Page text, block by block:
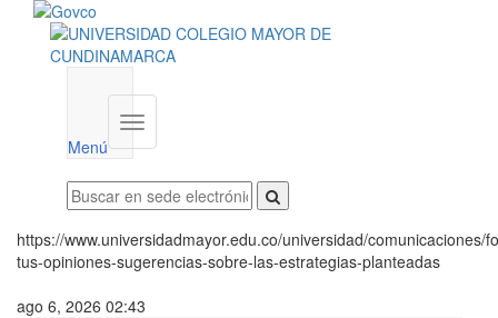
Menú
Menú
institucional
https://www.universidadmayor.edu.co/universidad/comunicaciones/
tus-opiniones-sugerencias-sobre-las-estrategias-planteadas
ago 6, 2026 02:43